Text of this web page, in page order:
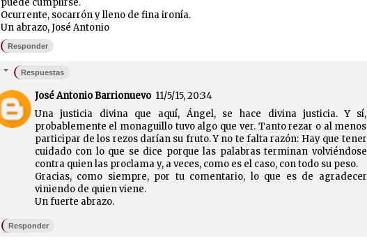
puede cumplirse.
Ocurrente, socarrón y lleno de fina ironía.
Un abrazo, José Antonio
Responder
Respuestas
José Antonio Barrionuevo 11/5/15, 20:34
Una justicia divina que aquí, Ángel, se hace divina justicia. Y sí,
probablemente el monaguillo tuvo algo que ver. Tanto rezar o al menos
participar de los rezos darían su fruto. Y no te falta razón: Hay que tener
cuidado con lo que se dice porque las palabras terminan volviéndose
contra quien las proclama y, a veces, como es el caso, con todo su peso.
Gracias, como siempre, por tu comentario, lo que es de agradecer
viniendo de quien viene.
Un fuerte abrazo.
Responder